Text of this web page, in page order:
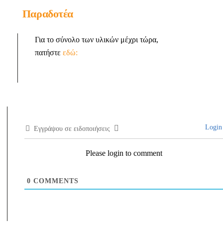
Παραδοτέα
Για το σύνολο των υλικών μέχρι τώρα,
πατήστεεδώ:
Εγγράψου σε ειδοποιήσεις Login
Please login to comment
0 COMMENTS